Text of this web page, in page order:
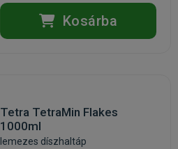
Kosárba
Tetra TetraMin Flakes
1000ml
lemezes díszhaltáp